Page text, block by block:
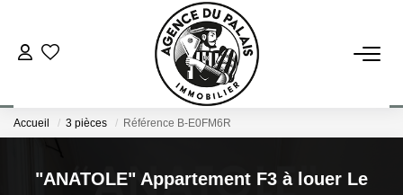
NOS BIENS
Accueil 3 pièces Référence B-E0FM6R
"ANATOLE" Appartement F3 à louer Le